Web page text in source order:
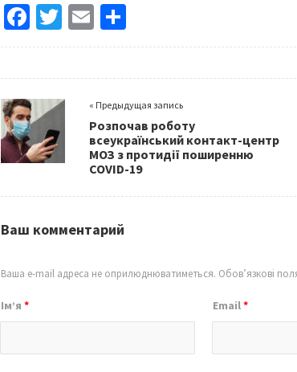
Fa
ce
o
o
k
T
wi
er
E
m
l
h
« Предыдущая запись
Розпочав роботу
всеукраїнський контакт-центр
МОЗ з протидії поширенню
COVID-19
Ваш комментарий
Ваша e-mail адреса не оприлюднюватиметься. Обов’язкові
Ім’я* Email*